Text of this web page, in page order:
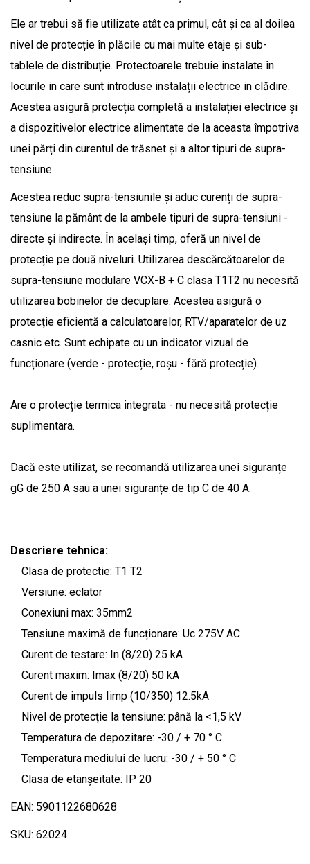
Ele ar trebui să fie utilizate atât ca primul, cât și ca al doilea
nivel de protecție în plăcile cu mai multe etaje și sub-
tablele de distribuție. Protectoarele trebuie instalate în
locurile in care sunt introduse instalații electrice in clădire.
Acestea asigură protecția completă a instalației electrice și
a dispozitivelor electrice alimentate de la aceasta împotriva
unei părți din curentul de trăsnet și a altor tipuri de supra-
tensiune.
Acestea reduc supra-tensiunile și aduc curenți de supra-
tensiune la pământ de la ambele tipuri de supra-tensiuni -
directe și indirecte. În același timp, oferă un nivel de
protecție pe două niveluri. Utilizarea descărcătoarelor de
supra-tensiune modulare VCX-B + C clasa T1T2 nu necesită
utilizarea bobinelor de decuplare. Acestea asigură o
protecție eficientă a calculatoarelor, RTV/aparatelor de uz
casnic etc. Sunt echipate cu un indicator vizual de
funcționare (verde - protecție, roșu - fără protecție).
Are o protecție termica integrata - nu necesită protecție
suplimentara.
Dacă este utilizat, se recomandă utilizarea unei siguranțe
gG de 250 A sau a unei siguranțe de tip C de 40 A.
Descriere tehnica:
Clasa de protectie: T1 T2
Versiune: eclator
Conexiuni max: 35mm2
Tensiune maximă de funcționare: Uc 275V AC
Curent de testare: In (8/20) 25 kA
Curent maxim: Imax (8/20) 50 kA
Curent de impuls Iimp (10/350) 12.5kA
Nivel de protecție la tensiune: până la <1,5 kV
Temperatura de depozitare: -30 / + 70 ° C
Temperatura mediului de lucru: -30 / + 50 ° C
Clasa de etanșeitate: IP 20
EAN: 5901122680628
SKU: 62024